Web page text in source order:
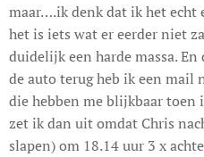
maar….ik denk dat ik het echt
het is iets wat er eerder niet
duidelijk een harde massa.
de auto terug heb ik een mail
die hebben me blijkbaar toen
zet ik dan uit omdat Chris
slapen) om 18.14 uur 3 x